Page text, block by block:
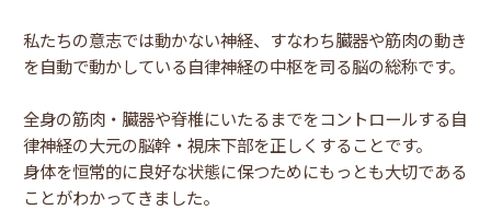
私たちの意志では動かない神経、すなわち臓器や筋肉の動き
を自動で動かしている自律神経の中枢を司る脳の総称です。
全身の筋肉・臓器や脊椎にいたるまでをコントロールする自
律神経の大元の脳幹・視床下部を正しくすることです。
身体を恒常的に良好な状態に保つためにもっとも大切である
ことがわかってきました。